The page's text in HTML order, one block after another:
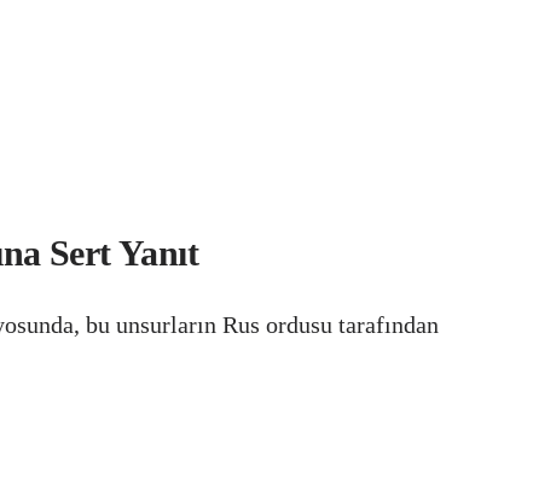
Sert Yanıt
bu unsurların Rus ordusu tarafından